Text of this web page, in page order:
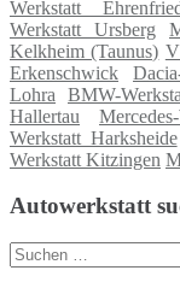
Werkstatt
Werkstatt Ursberg
Kelkheim (Taunus)
Erkenschwick
Lohra
BMW-
Hallertau
Werkstatt Harksheide
Werkstatt Kitzingen
Autowerkstatt
Suche
nach: